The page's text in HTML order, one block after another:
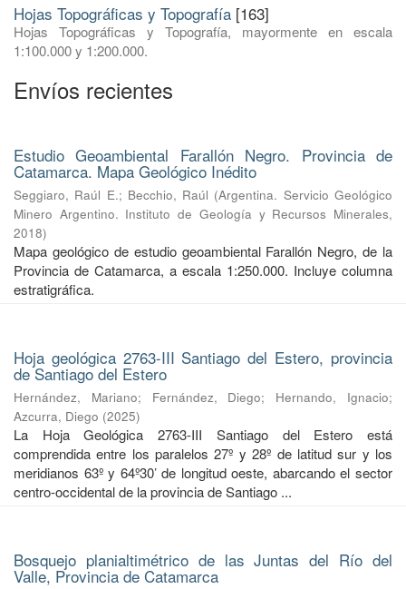
Hojas Topográficas y Topografía [163]
Hojas Topográficas y Topografía, mayormente en escala
1:100.000 y 1:200.000.
Envíos recientes
Estudio Geoambiental Farallón Negro. Provincia de
Catamarca. Mapa Geológico Inédito
Seggiaro, Raúl E.; Becchio, Raúl (Argentina. Servicio Geológico
Minero Argentino. Instituto de Geología y Recursos Minerales,
2018)
Mapa geológico de estudio geoambiental Farallón Negro, de la
Provincia de Catamarca, a escala 1:250.000. Incluye columna
estratigráfica.
Hoja geológica 2763-III Santiago del Estero, provincia
de Santiago del Estero
Hernández, Mariano; Fernández, Diego; Hernando, Ignacio;
Azcurra, Diego (2025)
La Hoja Geológica 2763-III Santiago del Estero está
comprendida entre los paralelos 27º y 28º de latitud sur y los
meridianos 63º y 64º30’ de longitud oeste, abarcando el sector
centro-occidental de la provincia de Santiago ...
Bosquejo planialtimétrico de las Juntas del Río del
Valle, Provincia de Catamarca